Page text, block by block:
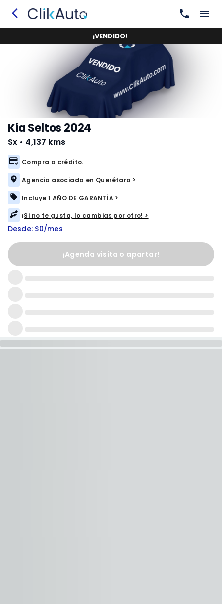
¡VENDIDO!
Kia Seltos 2024
Sx • 4,137 kms
Compra a crédito.
Agencia asociada en Querétaro >
Incluye 1 AÑO DE GARANTÍA >
¡Si no te gusta, lo cambias por otro! >
Desde: $0/mes
¡Agenda visita o apartar!